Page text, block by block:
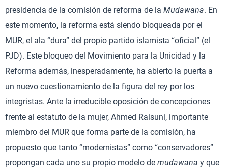
presidencia de la comisión de reforma de la Mudawana. En
este momento, la reforma está siendo bloqueada por el
MUR, el ala “dura” del propio partido islamista “oficial” (el
PJD). Este bloqueo del Movimiento para la Unicidad y la
Reforma además, inesperadamente, ha abierto la puerta a
un nuevo cuestionamiento de la figura del rey por los
integristas. Ante la irreducible oposición de concepciones
frente al estatuto de la mujer, Ahmed Raisuni, importante
miembro del MUR que forma parte de la comisión, ha
propuesto que tanto “modernistas” como “conservadores”
propongan cada uno su propio modelo de mudawana y que